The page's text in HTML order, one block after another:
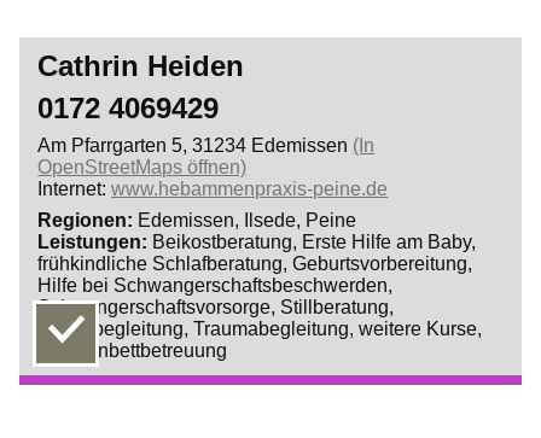
Cathrin Heiden
0172 4069429
Am Pfarrgarten 5, 31234 Edemissen (In
OpenStreetMaps öffnen)
Internet:www.hebammenpraxis-peine.de
Regionen
Edemissen Ilsede Peine
Leistungen
Beikostberatung
Erste Hilfe am Baby
frühkindliche Schlafberatung Geburtsvorbereitung
Hilfe bei Schwangerschaftsbeschwerden
Schwangerschaftsvorsorge Stillberatung
Trauerbegleitung Traumabegleitung weitere Kurse
Wochenbettbetreuung
Diese Hebamme bietet kurzfristige
Betreuungsmöglichkeiten:
Beikostberatungab 24.04.26 bis